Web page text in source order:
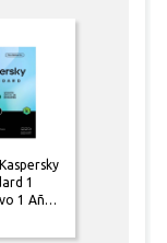
1
1 Año